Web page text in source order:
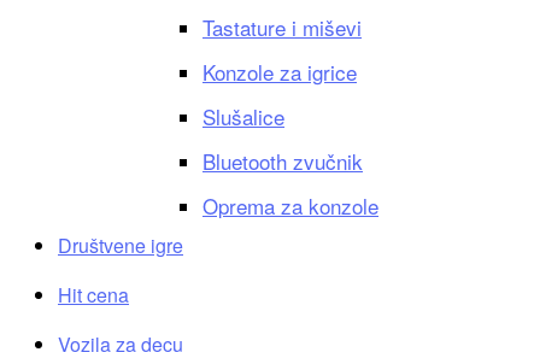
Tastature i miševi
Konzole za igrice
Slušalice
Bluetooth zvučnik
Oprema za konzole
Društvene igre
Hit cena
Vozila za decu